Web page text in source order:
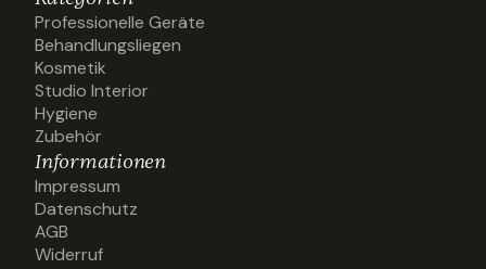
Professionelle Geräte
Professionelle Geräte
Behandlungsliegen
Behandlungsliegen
Kosmetik
Kosmetik
Studio Interior
Studio Interior
Hygiene
Hygiene
Zubehör
Zubehör
Informationen
Impressum
Impressum
Datenschutz
Datenschutz
AGB
AGB
Widerruf